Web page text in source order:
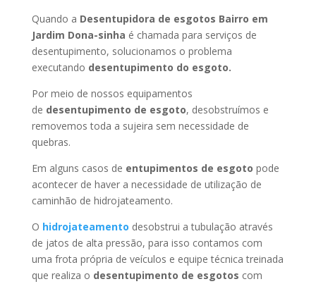
Quando a Desentupidora de esgotos Bairro em
Jardim Dona-sinha é chamada para serviços de
desentupimento, solucionamos o problema
executando desentupimento do esgoto.
Por meio de nossos equipamentos
de desentupimento de esgoto, desobstruímos e
removemos toda a sujeira sem necessidade de
quebras.
Em alguns casos de entupimentos de esgoto pode
acontecer de haver a necessidade de utilização de
caminhão de hidrojateamento.
O hidrojateamento desobstrui a tubulação através
de jatos de alta pressão, para isso contamos com
uma frota própria de veículos e equipe técnica treinada
que realiza o desentupimento de esgotos com